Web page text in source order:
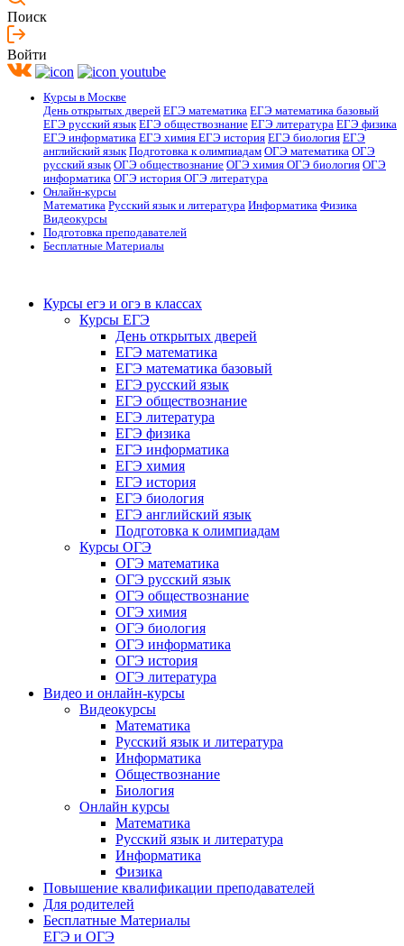
Поиск
Войти
Курсы в Москве
День открытых дверей ЕГЭ математика ЕГЭ математика базовый
ЕГЭ русский язык ЕГЭ обществознание ЕГЭ литература ЕГЭ физика
ЕГЭ информатика ЕГЭ химия ЕГЭ история ЕГЭ биология ЕГЭ
английский язык Подготовка к олимпиадам ОГЭ математика ОГЭ
русский язык ОГЭ обществознание ОГЭ химия ОГЭ биология ОГЭ
информатика ОГЭ история ОГЭ литература
Онлайн-курсы
Математика Русский язык и литература Информатика Физика
Видеокурсы
Подготовка преподавателей
Бесплатные Материалы
Курсы егэ и огэ в классах
Курсы ЕГЭ
День открытых дверей
ЕГЭ математика
ЕГЭ математика базовый
ЕГЭ русский язык
ЕГЭ обществознание
ЕГЭ литература
ЕГЭ физика
ЕГЭ информатика
ЕГЭ химия
ЕГЭ история
ЕГЭ биология
ЕГЭ английский язык
Подготовка к олимпиадам
Курсы ОГЭ
ОГЭ математика
ОГЭ русский язык
ОГЭ обществознание
ОГЭ химия
ОГЭ биология
ОГЭ информатика
ОГЭ история
ОГЭ литература
Видео и онлайн-курсы
Видеокурсы
Математика
Русский язык и литература
Информатика
Обществознание
Биология
Онлайн курсы
Математика
Русский язык и литература
Информатика
Физика
Повышение квалификации преподавателей
Для родителей
Бесплатные Материалы
ЕГЭ и ОГЭ